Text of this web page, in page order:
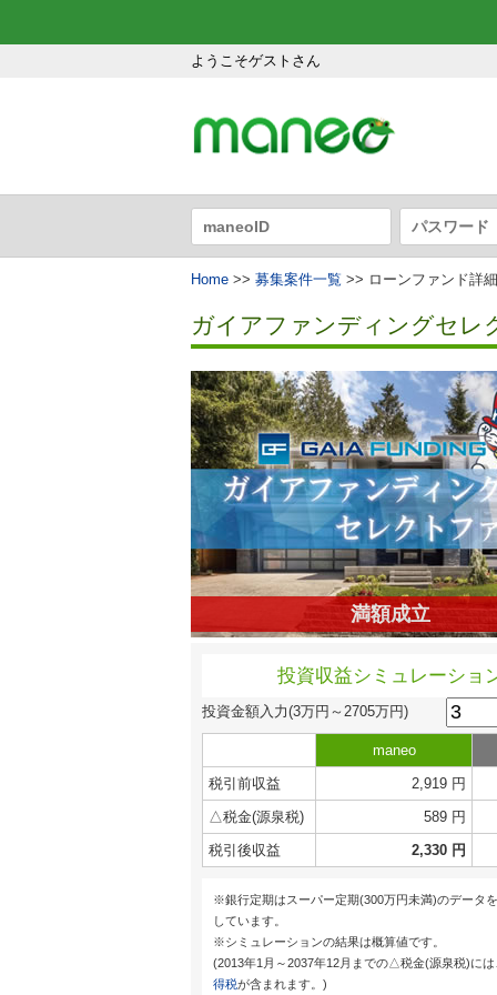
ようこそゲストさん
Home >> 募集案件一覧 >> ローンファンド詳細
ガイアファンディングセレ
満額成立
投資収益シミュレーショ
投資金額入力(3万円～2705万円)
maneo
税引前収益
2,919 円
△税金(源泉税)
589 円
税引後収益
2,330 円
※銀行定期はスーパー定期(300万円未満)のデータ
しています。
※シミュレーションの結果は概算値です。
(2013年1月～2037年12月までの△税金(源泉税)には
得税が含まれます。)